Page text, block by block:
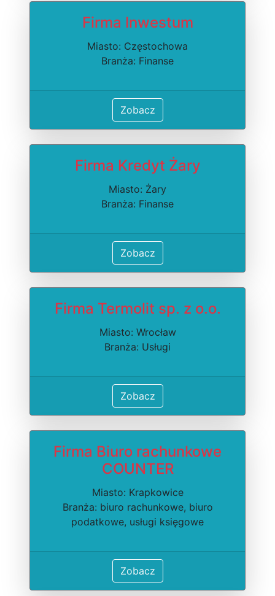
Firma Inwestum
Miasto: Częstochowa
Branża: Finanse
Zobacz
Firma Kredyt Żary
Miasto: Żary
Branża: Finanse
Zobacz
Firma Termolit sp. z o.o.
Miasto: Wrocław
Branża: Usługi
Zobacz
Firma Biuro rachunkowe
COUNTER
Miasto: Krapkowice
Branża: biuro rachunkowe, biuro
podatkowe, usługi księgowe
Zobacz